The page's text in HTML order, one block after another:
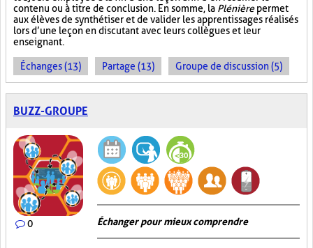
contenu ou à titre de conclusion. En somme, la Plénièrepermet
aux élèves de synthétiser et de valider les apprentissages réalisés
lors d’une leçon en discutant avec leurs collègues et leur
enseignant.
Échanges (13) Partage (13) Groupe de discussion (5)
BUZZ-GROUPE
0 Échanger pour mieux comprendre